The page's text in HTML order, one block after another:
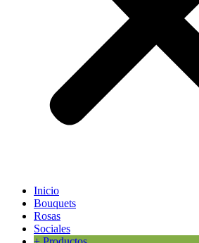
Inicio
Bouquets
Rosas
Sociales